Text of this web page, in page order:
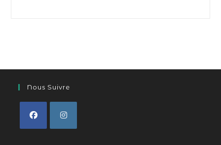
Nous Suivre